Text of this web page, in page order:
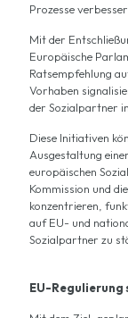
Prozesse
Mit der
Europäische
Ratsempfehlung
Vorhaben
der Sozialpartner
Diese Initiativen
Ausgestaltung
europäischen
Kommission und
konzentrieren,
auf EU- und
Sozialpartner zu
EU-